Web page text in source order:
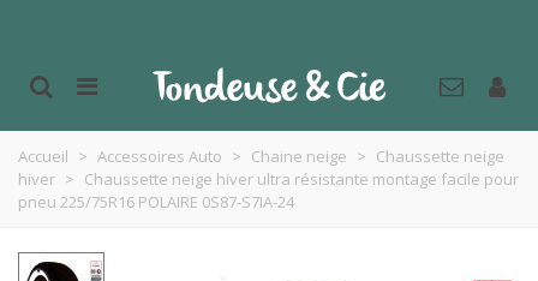
Accueil > Accessoires Auto > Chaine neige > Chaussette neige
hiver > Chaussette neige hiver ultra résistante montage facile pour
pneu 225/75R16 POLAIRE 0S87-S7IA-24